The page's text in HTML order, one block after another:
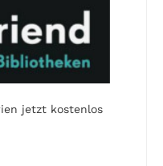
jetzt kostenlos